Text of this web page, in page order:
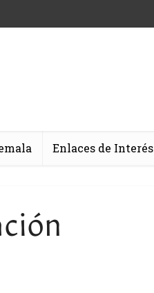
Enlaces de Interés